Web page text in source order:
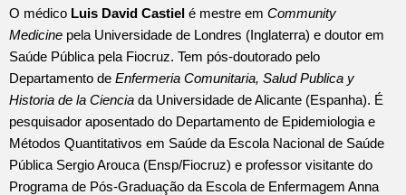
O médico Luis David Castiel é mestre em Community
Medicine pela Universidade de Londres (Inglaterra) e doutor em
Saúde Pública pela Fiocruz. Tem pós-doutorado pelo
Departamento de Enfermeria Comunitaria, Salud Publica y
Historia de la Ciencia da Universidade de Alicante (Espanha). É
pesquisador aposentado do Departamento de Epidemiologia e
Métodos Quantitativos em Saúde da Escola Nacional de Saúde
Pública Sergio Arouca (Ensp/Fiocruz) e professor visitante do
Programa de Pós-Graduação da Escola de Enfermagem Anna